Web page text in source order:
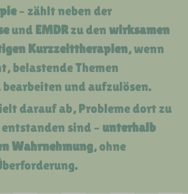
– zählt neben der
und EMDRzu den wirksamen
Kurzzeittherapien, wenn
belastende Themen
bearbeiten und aufzulösen.
darauf ab, Probleme dort zu
sind – unterhalb
Wahrnehmung, ohne